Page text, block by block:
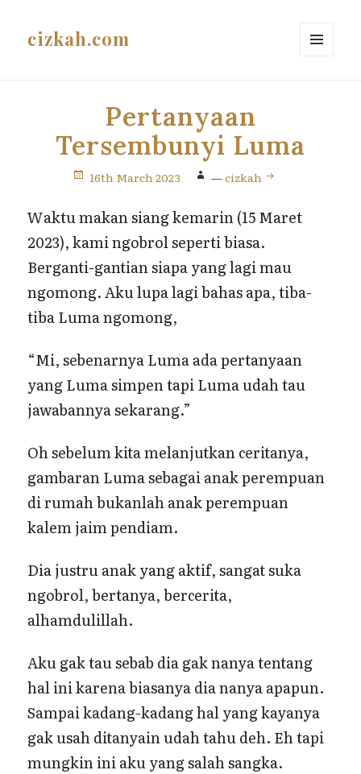
cizkah.com
Pertanyaan
Tersembunyi Luma
16th March 2023 —cizkah
Waktu makan siang kemarin (15 Maret
2023), kami ngobrol seperti biasa.
Berganti-gantian siapa yang lagi mau
ngomong. Aku lupa lagi bahas apa, tiba-
tiba Luma ngomong,
“Mi, sebenarnya Luma ada pertanyaan
yang Luma simpen tapi Luma udah tau
jawabannya sekarang.”
Oh sebelum kita melanjutkan ceritanya,
gambaran Luma sebagai anak perempuan
di rumah bukanlah anak perempuan
kalem jaim pendiam.
Dia justru anak yang aktif, sangat suka
ngobrol, bertanya, bercerita,
alhamdulillah.
Aku gak tau sebab dia gak nanya tentang
hal ini karena biasanya dia nanya apapun.
Sampai kadang-kadang hal yang kayanya
gak usah ditanyain udah tahu deh. Eh tapi
mungkin ini aku yang salah sangka.